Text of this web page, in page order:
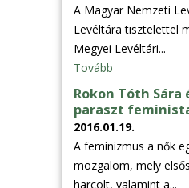
A Magyar Nemzeti
Levéltára tisztelettel
Megyei Levéltári...
Tovább
Rokon Tóth
paraszt
2016.01.19.
A feminizmus a nők
mozgalom, mely
harcolt, valamint a...